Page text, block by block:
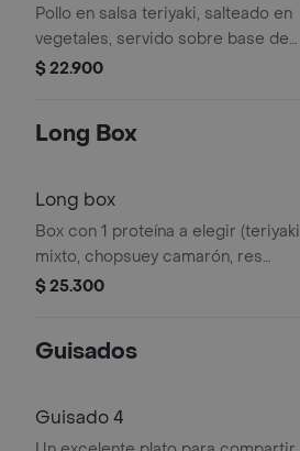
Pollo en salsa teriyaki, salteado en
vegetales, servido sobre base de
arroz frito ó pasta.
$ 22.900
Long Box
Long box
Box con 1 proteína a elegir (teriyaki
mixto, chopsuey camarón, res
pimienta, pollo agridulce, pollo
arroz frito ó pasta.
$ 25.300
Guisados
Guisado 4